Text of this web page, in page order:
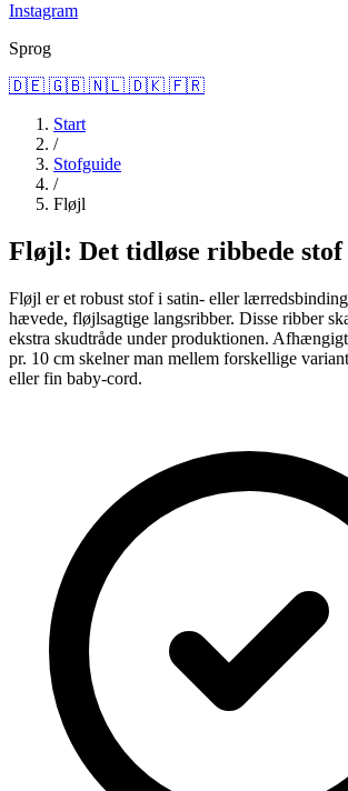
Instagram
Sprog
🇩🇪 🇬🇧 🇳🇱 🇩🇰 🇫🇷
Start
/
Stofguide
/
Fløjl
Fløjl: Det tidløse ribbede
Fløjl er et robust stof i satin- eller
hævede, fløjlsagtige langsribber. Disse ribber
ekstra skudtråde under produktionen.
pr. 10 cm skelner man mellem forskellige
eller fin baby-cord.